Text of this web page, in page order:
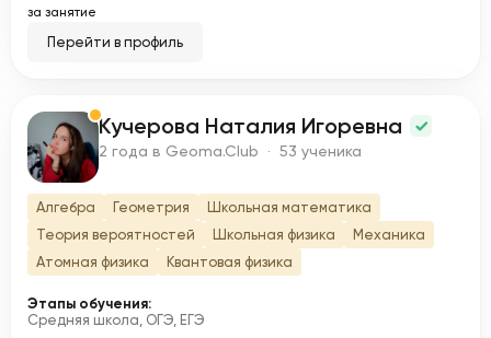
за занятие
Перейти в профиль
К Кучерова Наталия Игоревна
2 года в Geoma.Club · 53 ученика
Алгебра Геометрия
Школьная математика
Теория вероятностей
Школьная физика
Механика
Атомная физика
Квантовая физика
Этапы обучения:
Средняя школа, ОГЭ, ЕГЭ